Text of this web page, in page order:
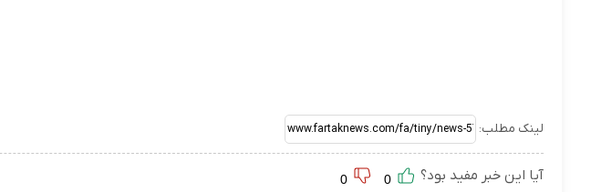
لینک مطلب:
آیا این خبر مفید بود؟